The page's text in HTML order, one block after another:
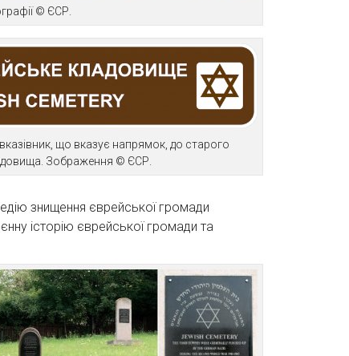
© ЄСР.
що вказує напрямок, до старого
Зображення © ЄСР.
знищення єврейської громади
історію єврейської громади та